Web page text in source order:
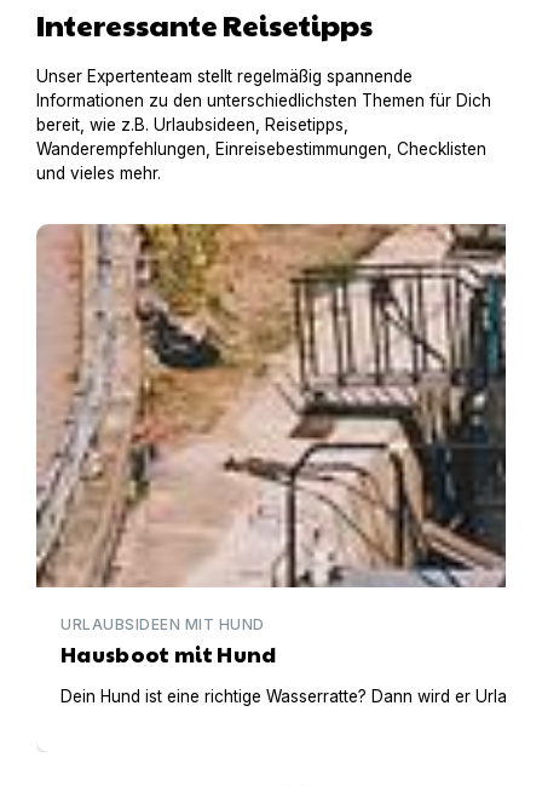
Interessante Reisetipps
Unser Expertenteam stellt regelmäßig spannende
Informationen zu den unterschiedlichsten Themen für Dich
bereit, wie z.B. Urlaubsideen, Reisetipps,
Wanderempfehlungen, Einreisebestimmungen, Checklisten
und vieles mehr.
Hausboot mit Hund
URLAUBSIDEEN MIT HUND
Hausboot mit Hund
Dein Hund ist eine richtige Wasserratte? Dann wird er